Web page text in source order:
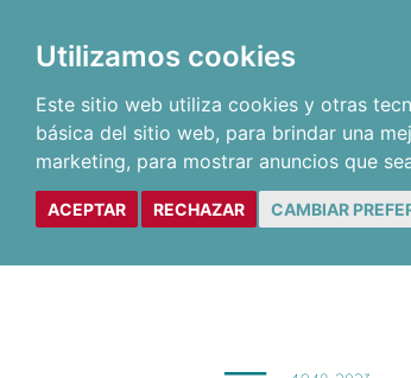
Utilizamos cookies
Este sitio web utiliza cookies y otras
básica del sitio web, para brindar una
marketing, para mostrar anuncios que
ACEPTAR RECHAZAR CAMBIAR